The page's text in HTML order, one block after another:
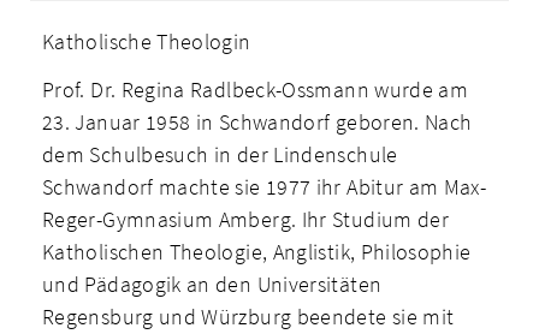
Katholische Theologin
Prof. Dr. Regina Radlbeck-Ossmann wurde am
23. Januar 1958 in Schwandorf geboren. Nach
dem Schulbesuch in der Lindenschule
Schwandorf machte sie 1977 ihr Abitur am Max-
Reger-Gymnasium Amberg. Ihr Studium der
Katholischen Theologie, Anglistik, Philosophie
und Pädagogik an den Universitäten
Regensburg und Würzburg beendete sie mit